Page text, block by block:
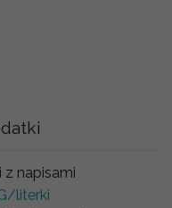
z napisami
literki